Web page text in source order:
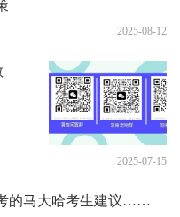
2025-08-12
2025-07-15
的马大哈考生建议……